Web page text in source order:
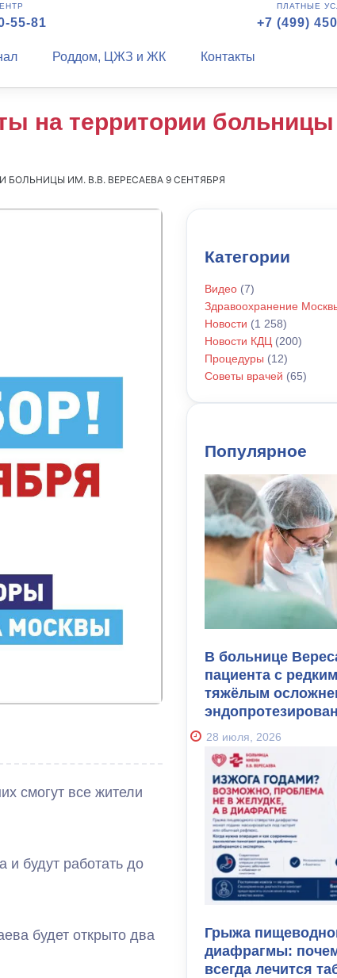
55-81
ПЛАТНЫЕ
+7 (499)
Роддом, ЦЖЗ и ЖК Контакты
на территории
ИМ. В.В. ВЕРЕСАЕВА 9 СЕНТЯБРЯ
смогут все жители
и будут работать до
будет открыто два
Категории
Видео (7)
Здравоохранение
Новости (1 258)
Новости КДЦ (200)
Процедуры (12)
Советы врачей (65)
Популярное
В больнице
пациента с
тяжёлым
28 июля, 2026
Грыжа
диафрагмы:
всегда лечится